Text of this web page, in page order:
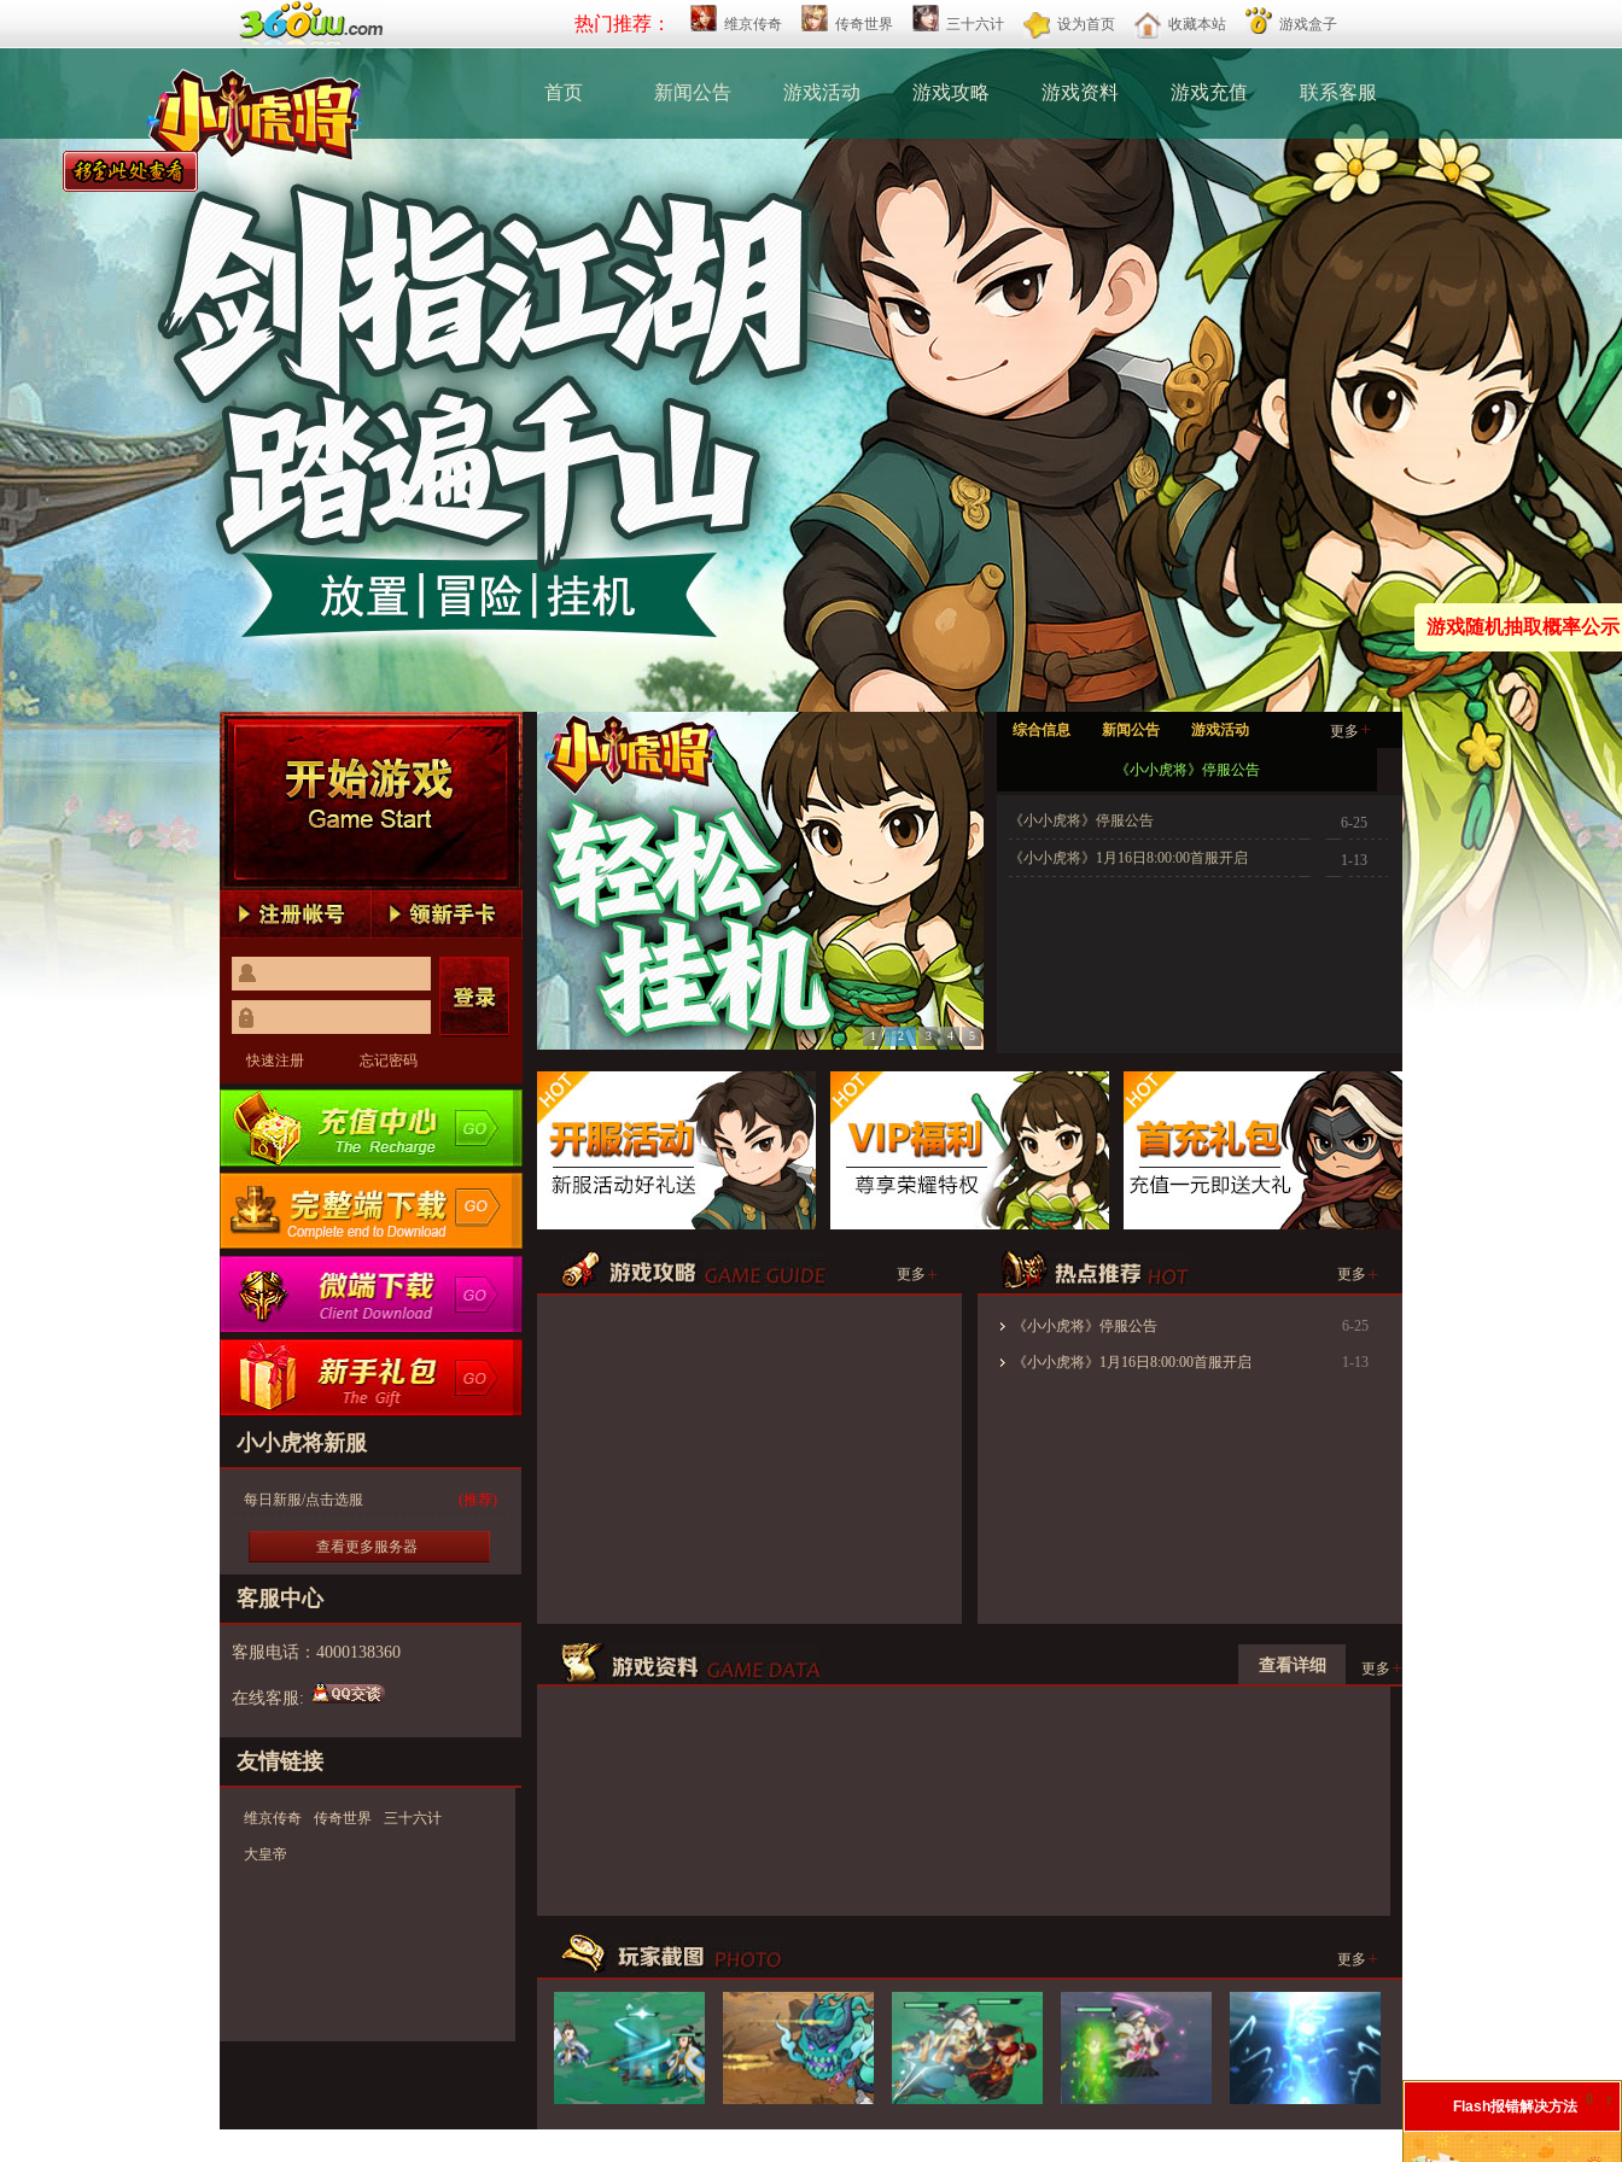
热门推荐： 维京传奇 传奇世界 三十六计 设为首页 收藏本站 游戏盒子
首页 新闻公告 游戏活动 游戏攻略 游戏资料 游戏充值 联系客服
快速注册 忘记密码
小小虎将新服
每日新服/点击选服 (推荐)
查看更多服务器
客服中心
客服电话：4000138360
在线客服:
友情链接
维京传奇 传奇世界 三十六计
大皇帝
小小虎将1
小小虎将1
小小虎将2
小小虎将2
小小虎将3
小小虎将3
小小虎将4
小小虎将4
小小虎将5
小小虎将5
1 2 3 4 5
综合信息 新闻公告 游戏活动 更多 +
《小小虎将》停服公告
《小小虎将》停服公告 6-25
《小小虎将》1月16日8:00:00首服开启 1-13
更多 + 更多 +
《小小虎将》停服公告 6-25
《小小虎将》1月16日8:00:00首服开启 1-13
查看详细 更多 +
更多 +
0 r
Flash报错解决方法
游戏随机抽取概率公示